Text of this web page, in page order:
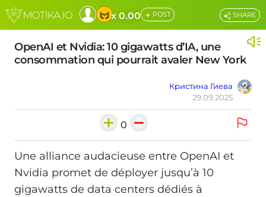
x 0.00 + POST
OpenAI et Nvidia: 10 gigawatts d’IA, une
consommation qui pourrait avaler New York
Кристина Гиева
29.09.2025
SHARE
0
Une alliance audacieuse entre OpenAI et
Nvidia promet de déployer jusqu’à 10
gigawatts de data centers dédiés à